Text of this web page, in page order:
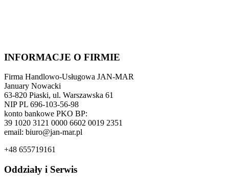
INFORMACJE O FIRMIE
Firma Handlowo-Usługowa JAN-MAR
January Nowacki
63-820 Piaski, ul. Warszawska 61
NIP PL 696-103-56-98
konto bankowe PKO BP:
39 1020 3121 0000 6602 0019 2351
email: biuro@jan-mar.pl
+48 655719161
Oddziały i Serwis